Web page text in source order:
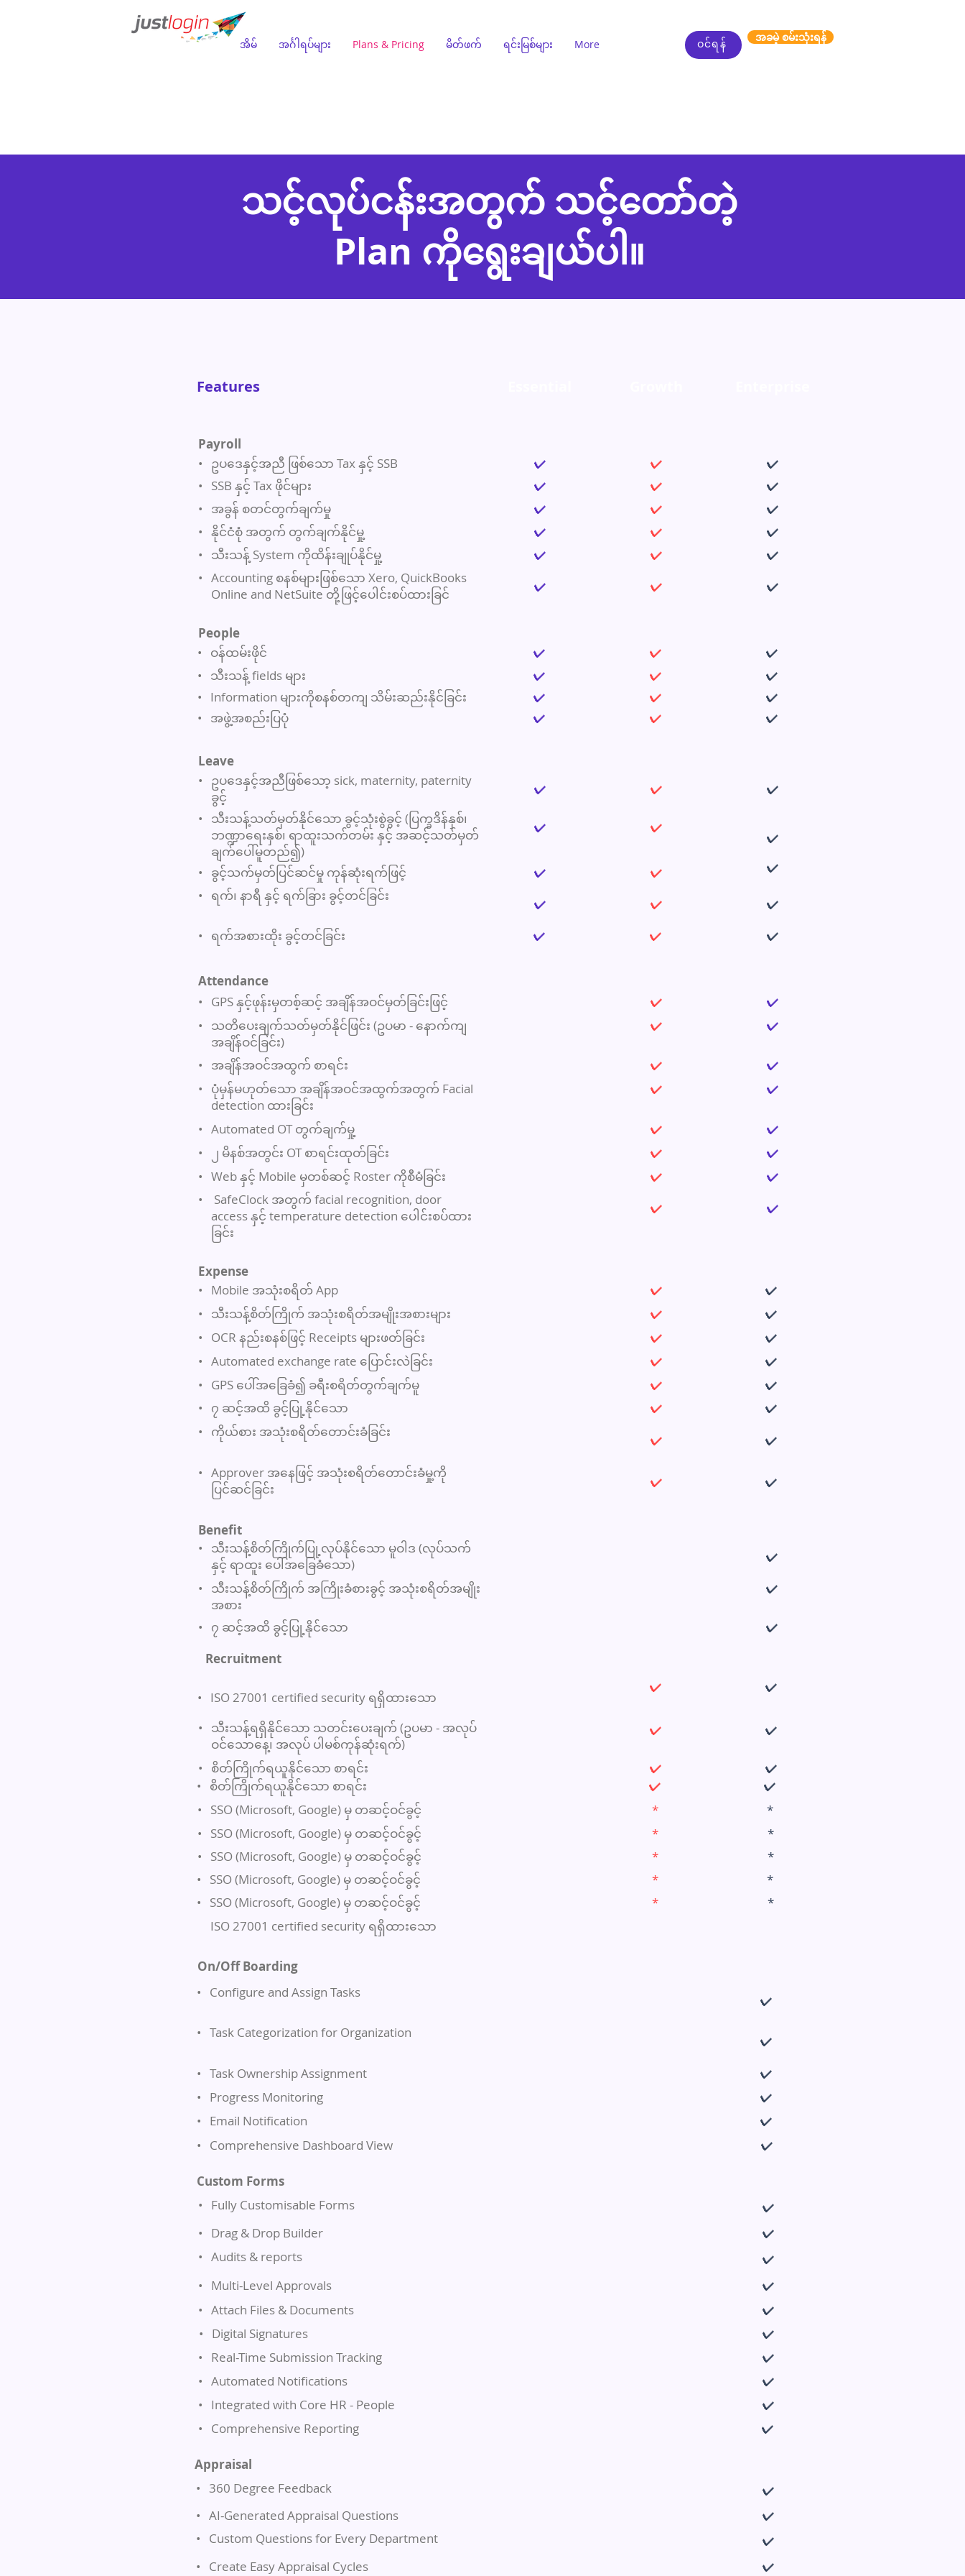
အိမ် အင်္ဂါရပ်များ Plans & Pricing မိတ်ဖက် ရင်းမြစ်များ More ဝင်ရန် အခမဲ့ စမ်းသုံးရန်
သင့်လုပ်ငန်းအတွက် သင့်တော်တဲ့
Plan ကိုရွေးချယ်ပါ။
Features
Payroll
•
ဥပဒေနှင့်အညီ ဖြစ်သော Tax နှင့် SSB ✔ ✔
✔
•
SSB နှင့် Tax ဖိုင်များ ✔ ✔
✔
•
အခွန် စတင်တွက်ချက်မှု ✔ ✔
✔
• နိုင်ငံစုံ အတွက် တွက်ချက်နိုင်မှု့ ✔ ✔
✔
•
သီးသန့် System ကိုထိန်းချုပ်နိုင်မှု့ ✔ ✔
✔
• Accounting စနစ်များဖြစ်သော Xero, QuickBooks
Online and NetSuite တို့ဖြင့်ပေါင်းစပ်ထားခြင်
✔ ✔ ✔
People
•
ဝန်ထမ်းဖိုင် ✔ ✔
✔
•
သီးသန့် fields များ
•
Information များကိုစနစ်တကျ သိမ်းဆည်းနိုင်ခြင်း
✔
✔
✔
✔
✔
✔
•
အဖွဲ့အစည်းပြပုံ ✔ ✔ ✔
Leave
•
ဥပဒေနှင့်အညီဖြစ်သော့ sick, maternity, paternity
ခွင့်
•
သီးသန့်သတ်မှတ်နိုင်သော ခွင့်သုံးစွဲခွင့် (ပြက္ခဒိန်နှစ်၊
ဘဏ္ဍာရေးနှစ်၊ ရာထူးသက်တမ်း နှင့် အဆင့်သတ်မှတ်
ချက်ပေါ်မူတည်၍)
•
ခွင့်သက်မှတ်ပြင်ဆင်မှု ကုန်ဆုံးရက်ဖြင့်
✔
✔
✔
✔
✔
✔
✔
• ရက်၊ နာရီ နှင့် ရက်ခြား ခွင့်တင်ခြင်း
✔
✔
•
ရက်အစားထိုး ခွင့်တင်ခြင်း ✔ ✔
✔
✔
Attendance
•
GPS နှင့်ဖုန်းမှတစ့်ဆင့် အချိန်အဝင်မှတ်ခြင်းဖြင့် ✔
✔
•
သတိပေးချက်သတ်မှတ်နိုင်ဖြင်း (ဥပမာ - နောက်ကျ
အချိန်ဝင်ခြင်း)
✔ ✔
• အချိန်အဝင်အထွက် စာရင်း ✔
✔
•
ပုံမှန်မဟုတ်သော အချိန်အဝင်အထွက်အတွက် Facial
detection ထားခြင်း
✔ ✔
• Automated OT တွက်ချက်မှု့ ✔
✔
•
၂ မိနစ်အတွင်း OT စာရင်းထုတ်ခြင်း ✔
✔
• Web နှင့် Mobile မှတစ်ဆင့် Roster ကိုစီမံခြင်း
•
SafeClock အတွက် facial recognition, door
access နှင့် temperature detection ပေါင်းစပ်ထား
ခြင်း
✔
✔
✔
✔
Expense
•
Mobile အသုံးစရိတ် App ✔
✔
•
သီးသန့်စိတ်ကြိုက် အသုံးစရိတ်အမျိုးအစားများ ✔
✔
•
OCR နည်းစနစ်ဖြင့် Receipts များဖတ်ခြင်း ✔
✔
• Automated exchange rate ပြောင်းလဲခြင်း ✔
✔
•
GPS ပေါ်အခြေခံ၍ ခရီးစရိတ်တွက်ချက်မူ
•
၇ ဆင့်အထိ ခွင့်ပြု့နိုင်သော
✔
✔
✔
✔
•
ကိုယ်စား အသုံးစရိတ်တောင်းခံခြင်း
✔
✔
• Approver အနေဖြင့် အသုံးစရိတ်တောင်းခံမှု့ကို
ပြင်ဆင်ခြင်း
✔ ✔
✔
✔
✔
Benefit
•
သီးသန့်စိတ်ကြိုက်ပြု့လုပ်နိုင်သော မူဝါဒ (လုပ်သက်
နှင့် ရာထူး ပေါ်အခြေခံသော)
•
သီးသန့်စိတ်ကြိုက် အကြိုးခံစားခွင့် အသုံးစရိတ်အမျိုး
အစား
•
၇ ဆင့်အထိ ခွင့်ပြု့နိုင်သော
Recruitment
✔
✔
•
သီးသန့်ရရှိနိုင်သော သတင်းပေးချက် (ဥပမာ - အလုပ်
ဝင်သောနေ့၊ အလုပ် ပါမစ်ကုန်ဆုံးရက်)
✔ ✔
• စိတ်ကြိုက်ရယူနိုင်သော စာရင်း ✔ ✔
✔
✔
• ISO 27001 certified security ရရှိထားသော
• စိတ်ကြိုက်ရယူနိုင်သော စာရင်း ✔
✔
•
SSO (Microsoft, Google) မှ တဆင့်ဝင်ခွင့် *
*
•
SSO (Microsoft, Google) မှ တဆင့်ဝင်ခွင့်
•
SSO (Microsoft, Google) မှ တဆင့်ဝင်ခွင့်
•
SSO (Microsoft, Google) မှ တဆင့်ဝင်ခွင့်
•
SSO (Microsoft, Google) မှ တဆင့်ဝင်ခွင့်
*
*
*
*
*
*
*
*
ISO 27001 certified security ရရှိထားသော
On/Off Boarding
•
Configure and Assign Tasks
• Task Categorization for Organization
✔
✔
• Task Ownership Assignment
✔
•
Progress Monitoring
✔
•
Email Notification
✔
•
Comprehensive Dashboard View ✔
Custom Forms
•
Fully Customisable Forms
✔
•
Drag & Drop Builder
✔
• Audits & reports
✔
•
Multi-Level Approvals
✔
• Attach Files & Documents
✔
•
Digital Signatures
✔
•
Real-Time Submission Tracking
✔
• Automated Notifications
✔
•
Integrated with Core HR - People
✔
•
Comprehensive Reporting ✔
Appraisal
• 360 Degree Feedback
• AI-Generated Appraisal Questions
•
Custom Questions for Every Department
•
Create Easy Appraisal Cycles
✔
✔
✔
✔